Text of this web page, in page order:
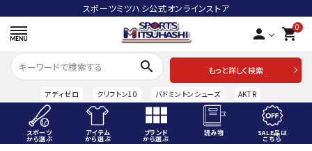
スポーツミツハシ公式オンラインストア
person 0
shopping_cart
search
もっと詳しく検索
アディゼロ クリフトン10 バドミントンシューズ AKTR
スポーツ
から選ぶ
アイテム
から選ぶ
ブランド
から選ぶ
読み物 SALE品は
こちら